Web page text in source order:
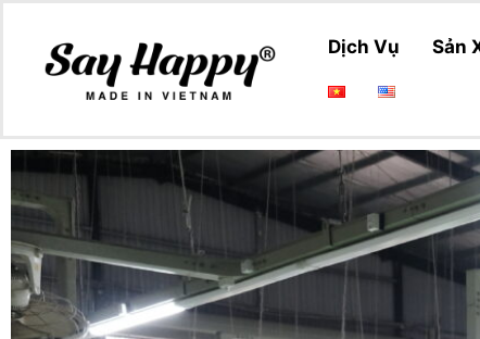
Dịch Vụ Sản